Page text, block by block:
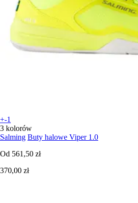
+-1
3 kolorów
Salming Buty halowe Viper 1.0
Od 561,50 zł
370,00 zł